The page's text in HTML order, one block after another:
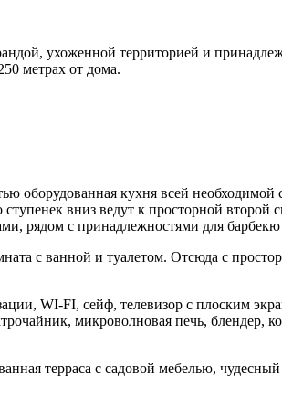
ухоженной территорией и
метрах от дома.
оборудованная кухня всей
вниз ведут к просторной второй
рядом с принадлежностями для
с ванной и туалетом. Отсюда с
WI-FI, сейф, телевизор с плоским
микроволновая печь, блендер,
терраса с садовой мебелью,